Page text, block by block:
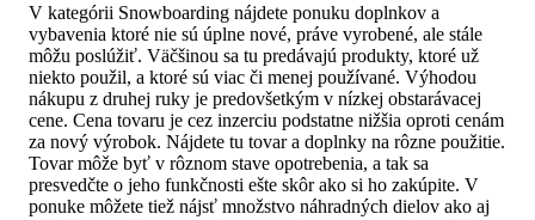
V kategórii Snowboarding nájdete ponuku doplnkov a
vybavenia ktoré nie sú úplne nové, práve vyrobené, ale stále
môžu poslúžiť. Väčšinou sa tu predávajú produkty, ktoré už
niekto použil, a ktoré sú viac či menej používané. Výhodou
nákupu z druhej ruky je predovšetkým v nízkej obstarávacej
cene. Cena tovaru je cez inzerciu podstatne nižšia oproti cenám
za nový výrobok. Nájdete tu tovar a doplnky na rôzne použitie.
Tovar môže byť v rôznom stave opotrebenia, a tak sa
presvedčte o jeho funkčnosti ešte skôr ako si ho zakúpite. V
ponuke môžete tiež nájsť množstvo náhradných dielov ako aj